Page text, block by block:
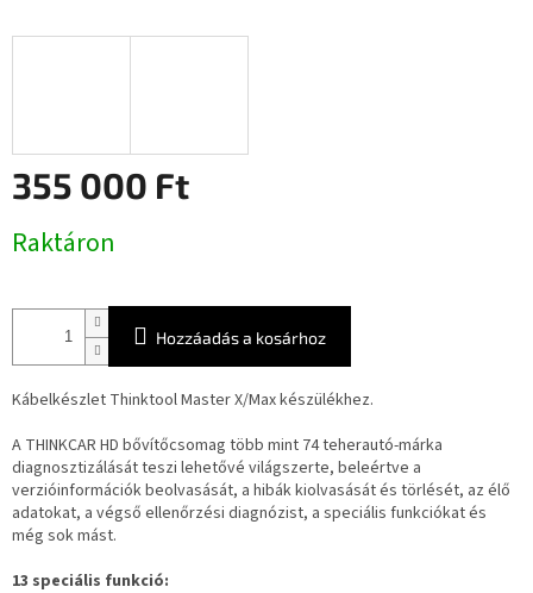
355 000 Ft
Raktáron
Hozzáadás a kosárhoz
Kábelkészlet Thinktool Master X/Max készülékhez.
A THINKCAR HD bővítőcsomag több mint 74 teherautó-márka
diagnosztizálását teszi lehetővé világszerte, beleértve a
verzióinformációk beolvasását, a hibák kiolvasását és törlését, az élő
adatokat, a végső ellenőrzési diagnózist, a speciális funkciókat és
még sok mást.
13 speciális funkció: